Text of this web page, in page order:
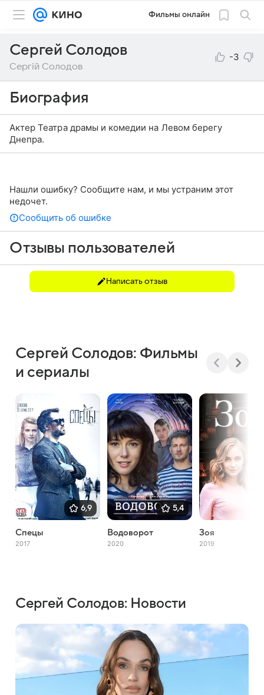
Фильмы онлайн
Сергей Солодов
Сергій Солодов
-3
Биография
Актер Театра драмы и комедии на Левом берегу
Днепра.
Нашли ошибку? Сообщите нам, и мы устраним этот
недочет.
Сообщить об ошибке
Отзывы пользователей
Написать отзыв
Сергей Солодов: Фильмы
и сериалы
6,9
Спецы
2017
5,4
Водоворот
2020
Зоя
2019
Сергей Солодов: Новости